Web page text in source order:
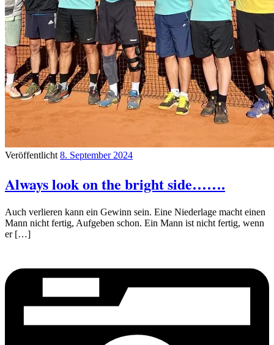
Veröffentlicht 8. September 2024
Always look on the bright side…….
Auch verlieren kann ein Gewinn sein. Eine Niederlage macht einen
Mann nicht fertig, Aufgeben schon. Ein Mann ist nicht fertig, wenn
er […]